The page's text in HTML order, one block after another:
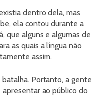
dentro dela, mas
ela contou durante a
que alguns e algumas de
as quais a língua não
assim.
batalha. Portanto, a gente
apresentar ao público do